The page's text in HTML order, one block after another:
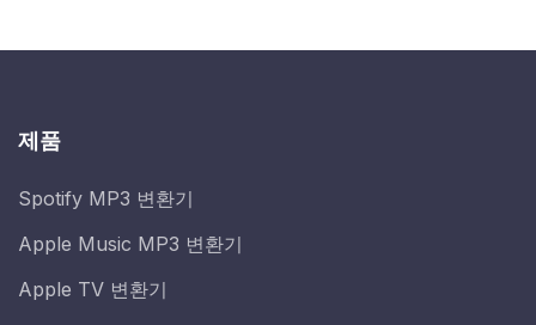
제품
Spotify MP3 변환기
Apple Music MP3 변환기
Apple TV 변환기